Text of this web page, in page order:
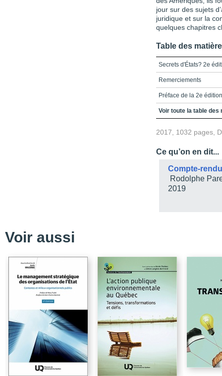
jour sur des sujets
juridique et sur la
quelques chapitres
Table des
Secrets d'États? 2e
Remerciements
Préface de la 2e édition
Liste des figures
PARTIE 1 / L’État
Chapitre 1 / Les
Chapitre 2 / Les
Chapitre 5 / La
Chapitre 6 / La
Chapitre 7 / La
rôles des députés
Chapitre 9 / Le rôle du
gouverneme
Chapitre 10 / La
Chapitre 11 / Les
Voir toute la table des
2017, 1032 pages,
Ce qu’on en dit...
Compte-
Rodolphe
2019
Voir aussi